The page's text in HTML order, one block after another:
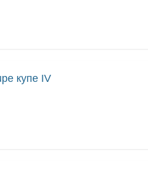
купе IV